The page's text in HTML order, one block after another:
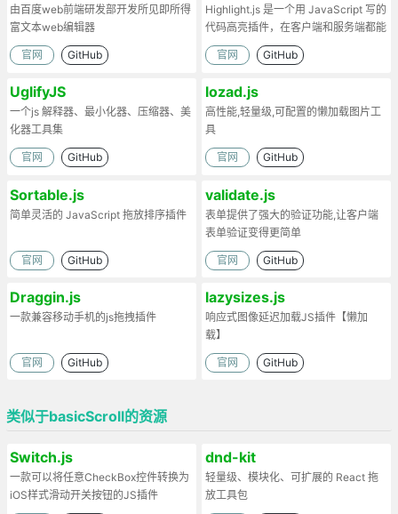
由百度web前端研发部开发所见即所得
富文本web编辑器
官网 GitHub
Highlight.js 是一个用 JavaScript 写的
代码高亮插件，在客户端和服务端都能
工作。
官网 GitHub
UglifyJS
一个js 解释器、最小化器、压缩器、美
化器工具集
官网 GitHub
lozad.js
高性能,轻量级,可配置的懒加载图片工
具
官网 GitHub
Sortable.js
简单灵活的 JavaScript 拖放排序插件
官网 GitHub
validate.js
表单提供了强大的验证功能,让客户端
表单验证变得更简单
官网 GitHub
Draggin.js
一款兼容移动手机的js拖拽插件
官网 GitHub
lazysizes.js
响应式图像延迟加载JS插件【懒加
载】
官网 GitHub
类似于basicScroll的资源
Switch.js
一款可以将任意CheckBox控件转换为
iOS样式滑动开关按钮的JS插件
dnd-kit
轻量级、模块化、可扩展的 React 拖
放工具包